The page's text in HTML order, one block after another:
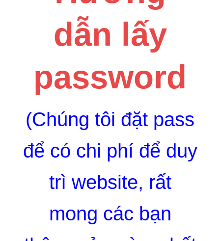
dẫn lấy
password
(Chúng tôi đặt pass
để có chi phí để duy
trì website, rất
mong các bạn